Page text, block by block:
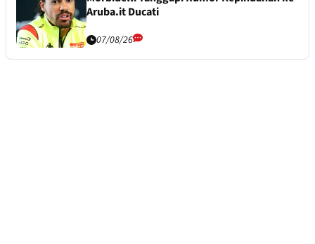
Aruba.it Ducati
07/08/26